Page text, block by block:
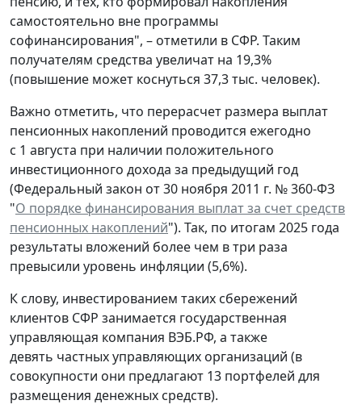
самостоятельно вне программы
софинансирования", – отметили в СФР. Таким
получателям средства увеличат на 19,3%
(повышение может коснуться 37,3 тыс. человек).
Важно отметить, что перерасчет размера выплат
пенсионных накоплений проводится ежегодно
с 1 августа при наличии положительного
инвестиционного дохода за предыдущий год
(Федеральный закон от 30 ноября 2011 г. № 360-ФЗ
"О порядке финансирования выплат за счет средств
пенсионных накоплений"). Так, по итогам 2025 года
результаты вложений более чем в три раза
превысили уровень инфляции (5,6%).
К слову, инвестированием таких сбережений
клиентов СФР занимается государственная
управляющая компания ВЭБ.РФ, а также
девять частных управляющих организаций (в
совокупности они предлагают 13 портфелей для
размещения денежных средств).